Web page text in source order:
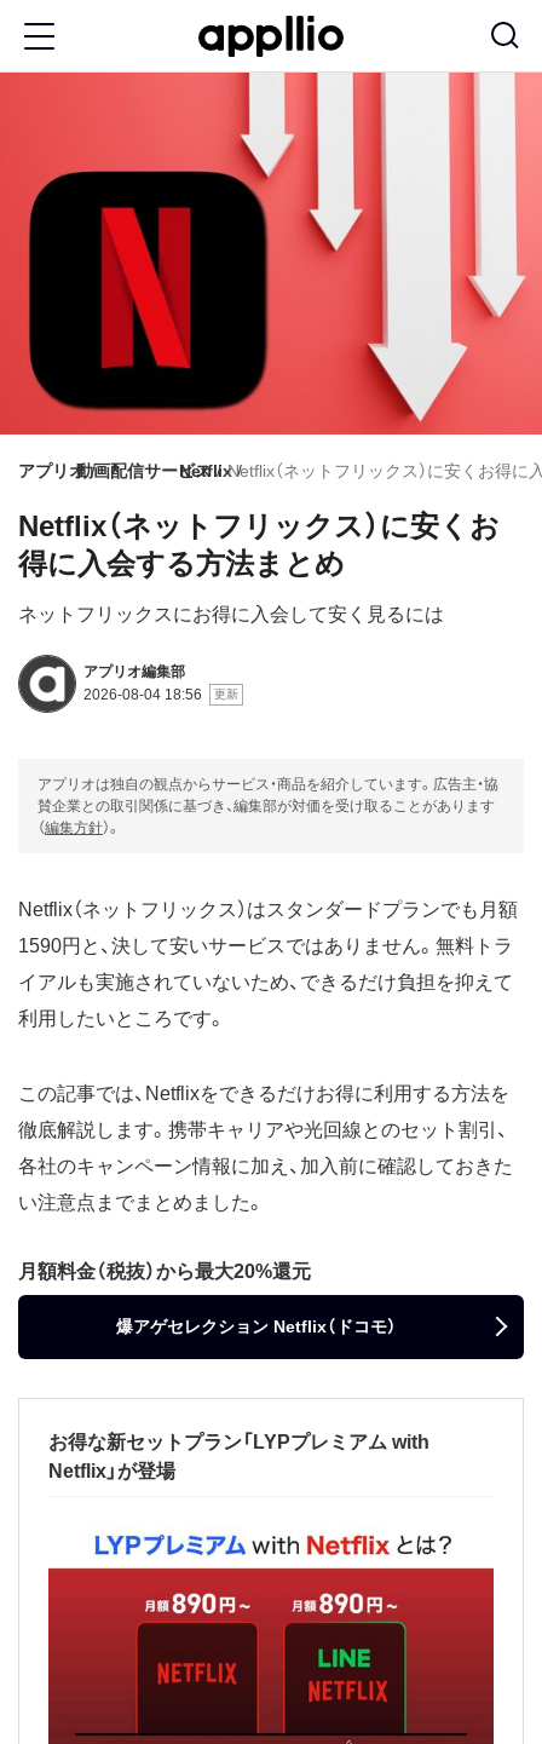
アプリオ動画配信サービス
NetflixNetflix（ネットフリックス）に安くお得
Netflix（ネットフリックス）に安くお
得に入会する方法まとめ
ネットフリックスにお得に入会して安く見るには
アプリオ編集部
2026-08-04 18:56
アプリオは独自の観点からサービス・商品を紹介しています。広告主・協
賛企業との取引関係に基づき、編集部が対価を受け取ることがあります
（編集方針）。
Netflix（ネットフリックス）はスタンダードプランでも月額
1590円と、決して安いサービスではありません。無料トラ
イアルも実施されていないため、できるだけ負担を抑えて
利用したいところです。
この記事では、Netflixをできるだけお得に利用する方法を
徹底解説します。携帯キャリアや光回線とのセット割引、
各社のキャンペーン情報に加え、加入前に確認しておきた
い注意点までまとめました。
月額料金（税抜）から最大20%還元
爆アゲセレクション Netflix（ドコモ）
お得な新セットプラン「LYPプレミアム with
Netflix」が登場